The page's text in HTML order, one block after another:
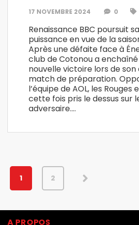
17 NOVEMBRE 2024 0
Renaissance BBC poursuit
puissance en vue de la
Après une défaite face à
club de Cotonou a
nouvelle victoire lors de son
match de préparation.
l’équipe de AOL, les Rouges
cette fois pris le dessus sur
adversaire….
1 2
A PROPOS